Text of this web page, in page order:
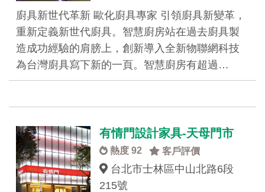
廚具新世代革新 歐化廚具專家 引領廚具新變革，
重新定義新世代廚具。智慧廚房站在過去廚具製
造成功經驗的肩膀上，創新導入全新物聯網科技
為台灣廚具寫下新的一頁。智慧廚房有超過…
有情門設計家具-天母門市
熱度 92 客戶評價
台北市士林區中山北路6段
215號